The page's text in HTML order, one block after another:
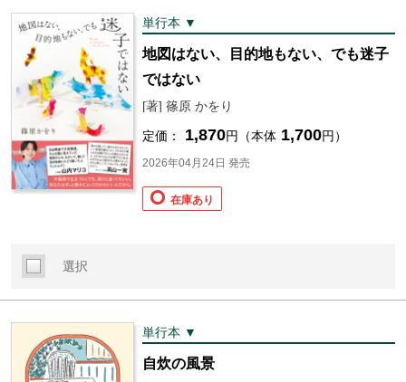
単行本 ▼
地図はない、目的地もない、でも迷子
ではない
[著] 篠原 かをり
定価： 1,870円（本体 1,700円）
2026年04月24日 発売
在庫あり
選択
単行本 ▼
自炊の風景